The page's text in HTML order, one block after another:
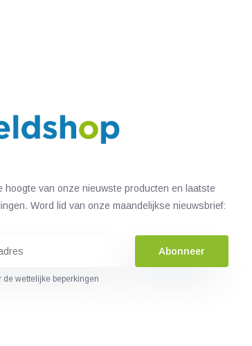
hoogte van onze nieuwste producten en laatste
Word lid van onze maandelijkse nieuwsbrief:
Abonneer
de wettelijke beperkingen